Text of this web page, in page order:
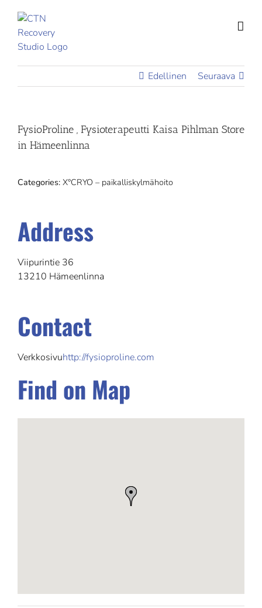
content
Edellinen Seuraava
FysioProline , Fysioterapeutti Kaisa Pihlman Store
in Hämeenlinna
Categories: X°CRYO – paikalliskylmähoito
Address
Viipurintie 36
13210 Hämeenlinna
Contact
Verkkosivuhttp://fysioproline.com
Find on Map